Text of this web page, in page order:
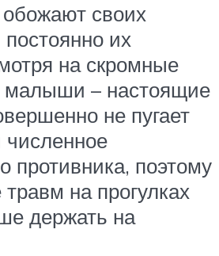
своих
их
на скромные
малыши – настоящие
не пугает
противника, поэтому
на прогулках
держать на